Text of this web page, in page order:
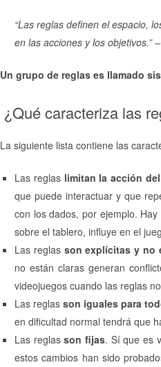
“Las reglas definen el espacio,
en las acciones y los objetivos.”
Un grupo de reglas es llamado
¿Qué caracteriza las
La siguiente lista contiene las
Las reglas limitan la acción
que puede interactuar y que
con los dados, por ejemplo.
sobre el tablero, influye en el
Las reglas son explícitas y no
no están claras generan
videojuegos cuando las reglas
Las reglasson iguales para
en dificultad normal tendrá que
Las reglasson fijas. Sí que es
estos cambios han sido